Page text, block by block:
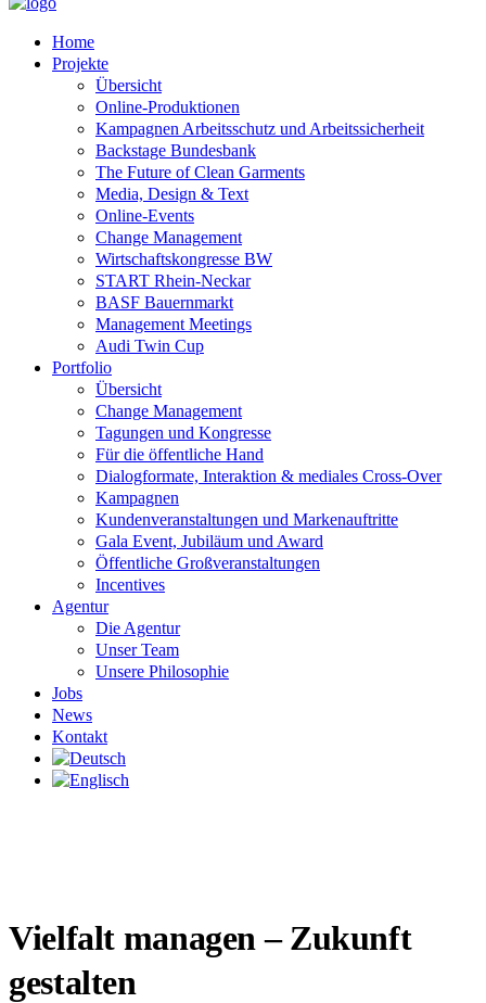
Home
Projekte
Übersicht
Online-Produktionen
Kampagnen Arbeitsschutz und Arbeitssicherheit
Backstage Bundesbank
The Future of Clean Garments
Media, Design & Text
Online-Events
Change Management
Wirtschaftskongresse BW
START Rhein-Neckar
BASF Bauernmarkt
Management Meetings
Audi Twin Cup
Portfolio
Übersicht
Change Management
Tagungen und Kongresse
Für die öffentliche Hand
Dialogformate, Interaktion & mediales Cross-Over
Kampagnen
Kundenveranstaltungen und Markenauftritte
Gala Event, Jubiläum und Award
Öffentliche Großveranstaltungen
Incentives
Agentur
Die Agentur
Unser Team
Unsere Philosophie
Jobs
News
Kontakt
Vielfalt managen – Zukunft
gestalten